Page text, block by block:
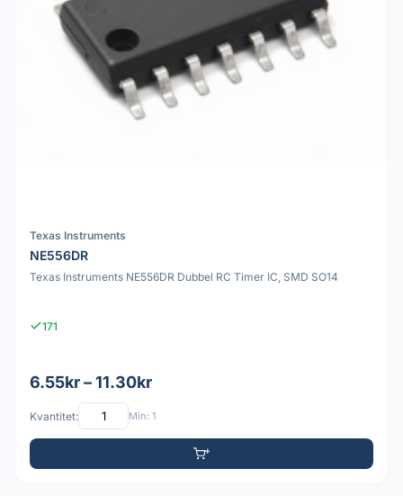
Texas Instruments
NE556DR
Texas Instruments NE556DR Dubbel RC Timer IC, SMD SO14
171
6.55kr – 11.30kr
Kvantitet: Min: 1